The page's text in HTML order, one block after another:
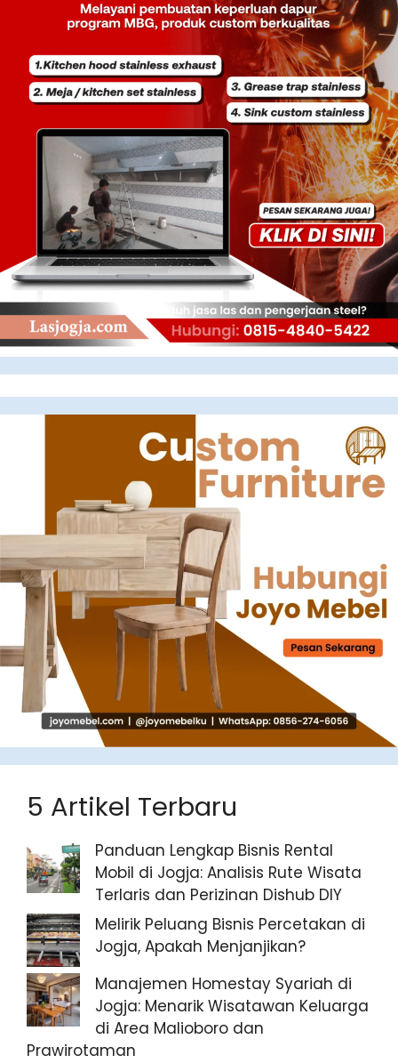
5 Artikel Terbaru
Panduan Lengkap Bisnis Rental
Mobil di Jogja: Analisis Rute Wisata
Terlaris dan Perizinan Dishub DIY
Melirik Peluang Bisnis Percetakan di
Jogja, Apakah Menjanjikan?
Manajemen Homestay Syariah di
Jogja: Menarik Wisatawan Keluarga
di Area Malioboro dan
Prawirotaman